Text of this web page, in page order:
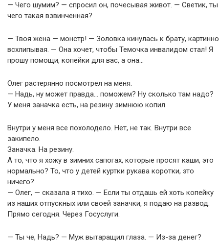
— Чего шумим? — спросил он, почесывая живот. — Светик, ты
чего такая взвинченная?
— Твоя жена — монстр! — Золовка кинулась к брату, картинно
всхлипывая. — Она хочет, чтобы Темочка инвалидом стал! Я
прошу помощи, копейки для вас, а она…
Олег растерянно посмотрел на меня.
— Надь, ну может правда… поможем? Ну сколько там надо?
У меня заначка есть, на резину зимнюю копил.
Внутри у меня все похолодело. Нет, не так. Внутри все
закипело.
Заначка. На резину.
А то, что я хожу в зимних сапогах, которые просят каши, это
нормально? То, что у детей куртки рукава коротки, это
ничего?
— Олег, — сказала я тихо. — Если ты отдашь ей хоть копейку
из наших отпускных или своей заначки, я подаю на развод.
Прямо сегодня. Через Госуслуги.
— Ты че, Надь? — Муж вытаращил глаза. — Из-за денег?